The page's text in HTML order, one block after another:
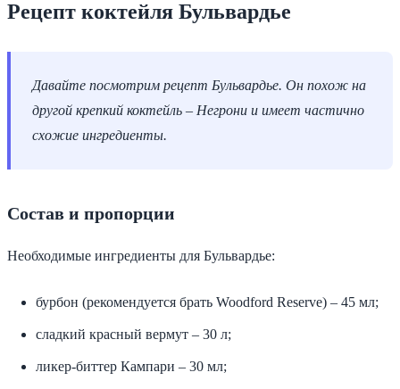
Рецепт коктейля Бульвардье
Давайте посмотрим рецепт Бульвардье. Он похож на
другой крепкий коктейль – Негрони и имеет частично
схожие ингредиенты.
Состав и пропорции
Необходимые ингредиенты для Бульвардье:
бурбон (рекомендуется брать Woodford Reserve) – 45 мл;
сладкий красный вермут – 30 л;
ликер-биттер Кампари – 30 мл;